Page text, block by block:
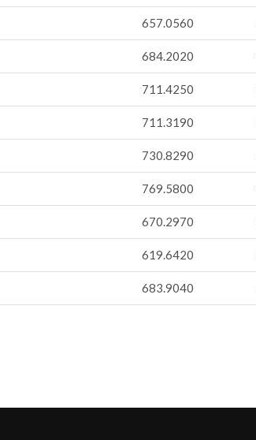
657.0560
684.2020
711.4250
711.3190
730.8290
769.5800
670.2970
619.6420
683.9040